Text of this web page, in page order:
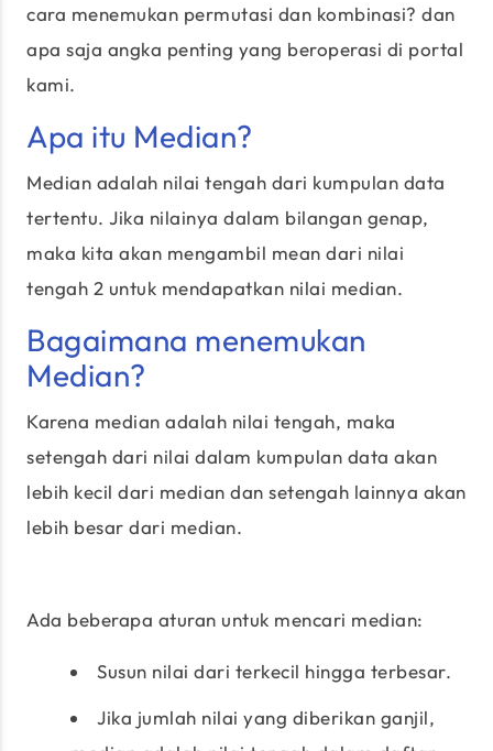
cara menemukan permutasi dan kombinasi? dan
apa saja angka penting yang beroperasi di portal
kami.
Apa itu Median?
Median adalah nilai tengah dari kumpulan data
tertentu. Jika nilainya dalam bilangan genap,
maka kita akan mengambil mean dari nilai
tengah 2 untuk mendapatkan nilai median.
Bagaimana menemukan
Median?
Karena median adalah nilai tengah, maka
setengah dari nilai dalam kumpulan data akan
lebih kecil dari median dan setengah lainnya akan
lebih besar dari median.
Ada beberapa aturan untuk mencari median:
Susun nilai dari terkecil hingga terbesar.
Jika jumlah nilai yang diberikan ganjil,